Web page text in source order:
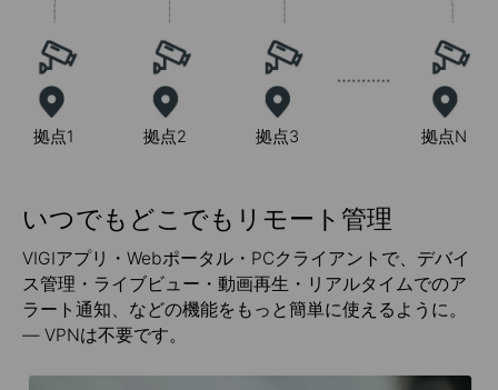
拠点1 拠点2 拠点3 拠点N
いつでもどこでもリモート管理
VIGIアプリ・Webポータル・PCクライアントで、デバイ
ス管理・ライブビュー・動画再生・リアルタイムでのア
ラート通知、などの機能をもっと簡単に使えるように。
— VPNは不要です。